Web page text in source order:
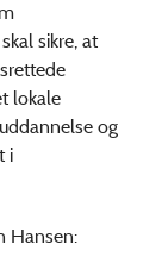
sikre, at
lokale
og
i
Hansen: